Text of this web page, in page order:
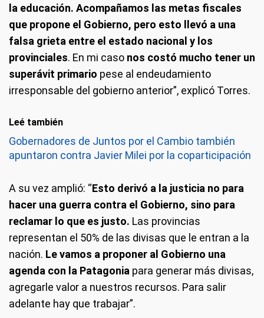
la educación. Acompañamos las metas fiscales
que propone el Gobierno, pero esto llevó a una
falsa grieta entre el estado nacional y los
provinciales. En mi caso nos costó mucho tener un
superávit primario pese al endeudamiento
irresponsable del gobierno anterior”, explicó Torres.
Leé también
Gobernadores de Juntos por el Cambio también
apuntaron contra Javier Milei por la coparticipación
A su vez amplió: “Esto derivó a la justicia no para
hacer una guerra contra el Gobierno, sino para
reclamar lo que es justo. Las provincias
representan el 50% de las divisas que le entran a la
nación. Le vamos a proponer al Gobierno una
agenda con la Patagonia para generar más divisas,
agregarle valor a nuestros recursos. Para salir
adelante hay que trabajar”.